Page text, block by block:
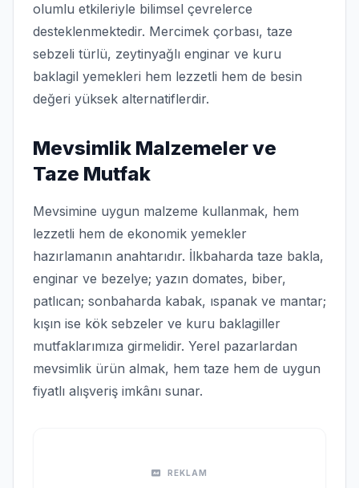
olumlu etkileriyle bilimsel çevrelerce
desteklenmektedir. Mercimek çorbası, taze
sebzeli türlü, zeytinyağlı enginar ve kuru
baklagil yemekleri hem lezzetli hem de besin
değeri yüksek alternatiflerdir.
Mevsimlik Malzemeler ve
Taze Mutfak
Mevsimine uygun malzeme kullanmak, hem
lezzetli hem de ekonomik yemekler
hazırlamanın anahtarıdır. İlkbaharda taze bakla,
enginar ve bezelye; yazın domates, biber,
patlıcan; sonbaharda kabak, ıspanak ve mantar;
kışın ise kök sebzeler ve kuru baklagiller
mutfaklarımıza girmelidir. Yerel pazarlardan
mevsimlik ürün almak, hem taze hem de uygun
fiyatlı alışveriş imkânı sunar.
REKLAM